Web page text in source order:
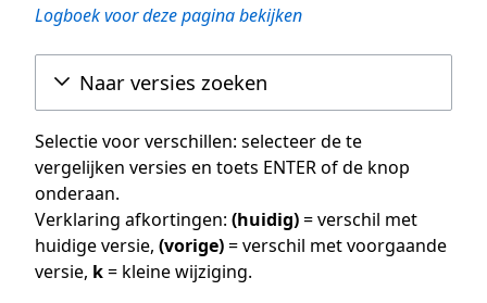
Logboek voor deze pagina bekijken
Naar versies zoeken
Selectie voor verschillen: selecteer de te
vergelijken versies en toets ENTER of de knop
onderaan.
Verklaring afkortingen: (huidig)= verschil met
huidige versie, (vorige)= verschil met voorgaande
versie, k= kleine wijziging.